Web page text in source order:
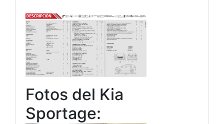
Fotos del Kia
Sportage: